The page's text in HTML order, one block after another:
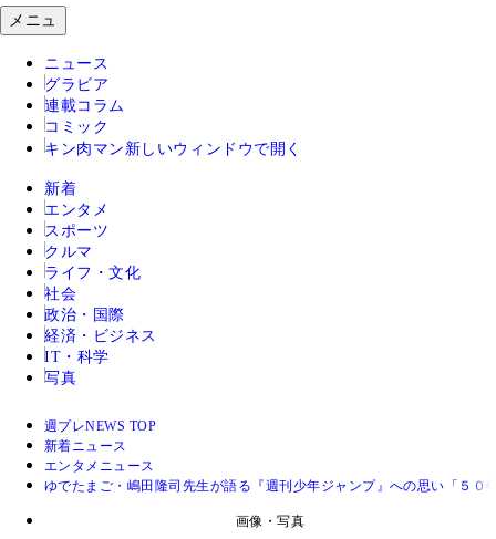
メニュ
ニュース
グラビア
連載コラム
コミック
キン肉マン 新しいウィンドウで開く
新着
エンタメ
スポーツ
クルマ
ライフ・文化
社会
政治・国際
経済・ビジネス
IT・科学
写真
週プレNEWS TOP
新着ニュース
エンタメニュース
ゆでたまご・嶋田隆司先生が語る『週刊少年ジャンプ』への思い「５０
画像・写真